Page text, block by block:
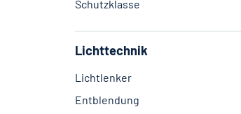
Schutzklasse
Lichttechnik
Lichtlenker
Entblendung